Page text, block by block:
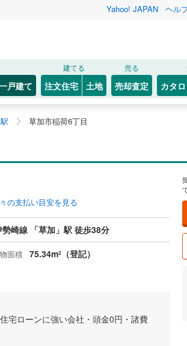
Yahoo! JAPAN ヘル
戸建て
建てる
注文住宅 土地
売る
売却査定 カタ
草加市稲荷6丁目
の支払い目安を見る
勢崎線 「草加」駅 徒歩38分
面積 75.34m2 （登記）
宅ローンに強い会社・頭金0円・諸費